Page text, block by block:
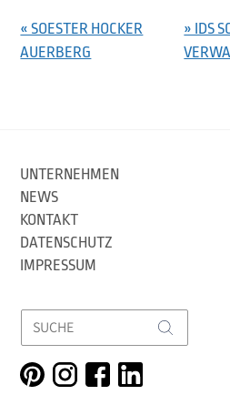
« SOESTER HOCKER
AUERBERG
» IDS
UNTERNEHMEN
NEWS
KONTAKT
DATENSCHUTZ
IMPRESSUM